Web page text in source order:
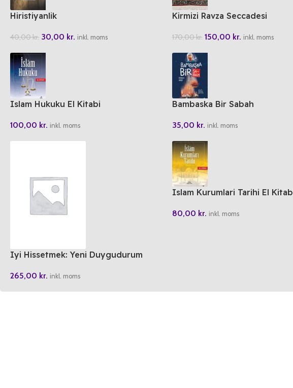
Hiristiyanlik
40,00kr. 30,00 kr. inkl. moms
Kirmizi Ravza Seccadesi
170,00kr. 150,00 kr. inkl. moms
Islam Hukuku El Kitabi
100,00 kr. inkl. moms
Bambaska Bir Sabah
35,00 kr. inkl. moms
Iyi Hissetmek: Yeni Duygudurum
265,00 kr. inkl. moms
Islam Kurumlari Tarihi El
80,00 kr. inkl. moms